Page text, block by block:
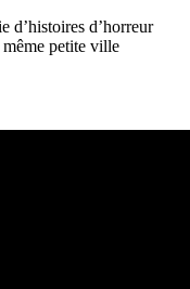
d’histoires d’horreur
même petite ville